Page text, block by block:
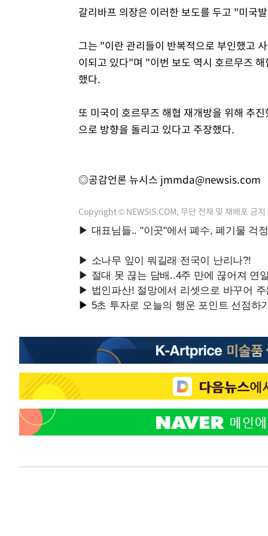
갈리바프 의장은 이러한 보도를 두고 "미국
그는 "이란 관리들이 반복적으로 부인했고
이되고 있다"며 "이번 보도 역시 호르무즈
했다.
또 미국이 호르무즈 해협 재개방을 위해 추
으로 방향을 돌리고 있다고 주장했다.
◎공감언론 뉴시스 jmmda@newsis.com
Copyright © NEWSIS.COM, 무단 전재 및 재배포 금지